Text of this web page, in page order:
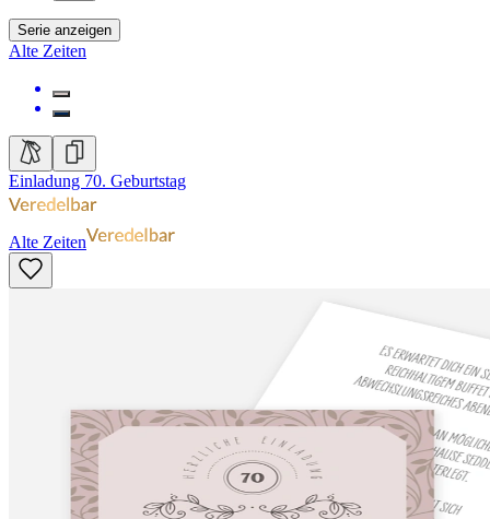
Serie anzeigen
Alte Zeiten
Einladung 70. Geburtstag
Alte Zeiten